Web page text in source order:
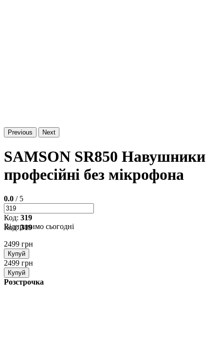
Previous Next
SAMSON SR850 Навушники
професійні без мікрофона
0.0 / 5
Код: 319
Відправимо сьогодні
Код:319
2499 грн
Купуй
2499 грн
Купуй
Розстрочка